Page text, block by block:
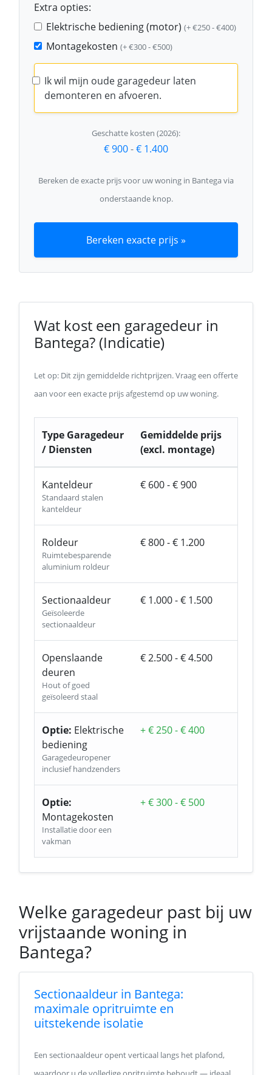
Extra opties:
Elektrische bediening (motor) (+ €250 - €400)
Montagekosten (+ €300 - €500)
Ik wil mijn oude garagedeur laten
demonteren en afvoeren.
Geschatte kosten (2026):
€ 900-€ 1.400
Bereken de exacte prijs voor uw woning in Bantega via
onderstaande knop.
Bereken exacte prijs »
Wat kost een garagedeur in
Bantega? (Indicatie)
Let op: Dit zijn gemiddelde richtprijzen. Vraag een offerte
aan voor een exacte prijs afgestemd op uw woning.
Type Garagedeur
/ Diensten
Gemiddelde prijs
(excl. montage)
Kanteldeur
Standaard stalen
kanteldeur
€ 600 - € 900
Roldeur
Ruimtebesparende
aluminium roldeur
€ 800 - € 1.200
Sectionaaldeur
Geïsoleerde
sectionaaldeur
€ 1.000 - € 1.500
Openslaande
deuren
Hout of goed
geïsoleerd staal
€ 2.500 - € 4.500
Optie: Elektrische
bediening
Garagedeuropener
inclusief handzenders
+ € 250 - € 400
Optie:
Montagekosten
Installatie door een
vakman
+ € 300 - € 500
Welke garagedeur past bij uw
vrijstaande woning in
Bantega?
Sectionaaldeur in Bantega:
maximale opritruimte en
uitstekende isolatie
Een sectionaaldeur opent verticaal langs het plafond,